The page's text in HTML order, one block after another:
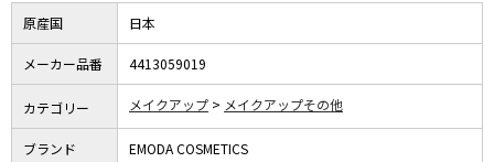
原産国 日本
メーカー品番 4413059019
カテゴリー メイクアップ メイクアップその他
ブランド EMODA COSMETICS